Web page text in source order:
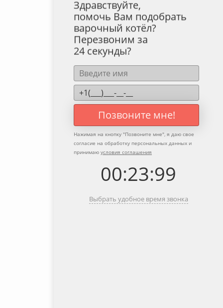
Здравствуйте,
помочь Вам подобрать
варочный котёл?
Перезвоним за
24 секунды?
Позвоните мне!
Нажимая на кнопку "Позвоните мне", я даю свое
согласие на обработку персональных данных и
принимаю условия соглашения
00:23:99
Выбрать удобное время звонка